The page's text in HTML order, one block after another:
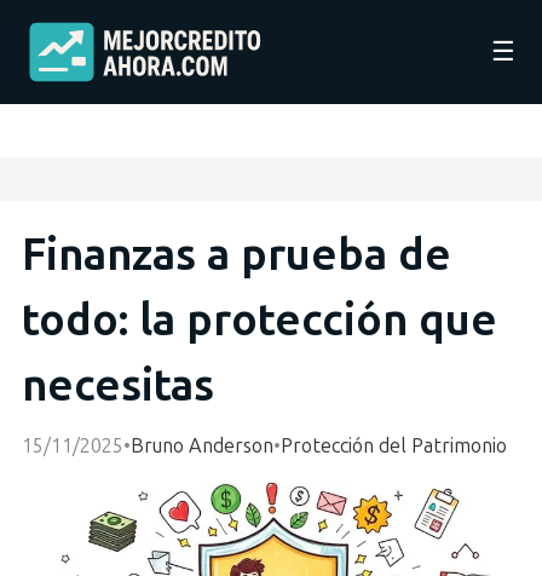
☰
Finanzas a prueba de
todo: la protección que
necesitas
15/11/2025•Bruno Anderson•Protección del Patrimonio